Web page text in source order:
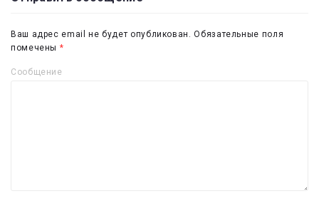
Ваш адрес email не будет опубликован.
Обязательные поля
помечены *
Сообщение